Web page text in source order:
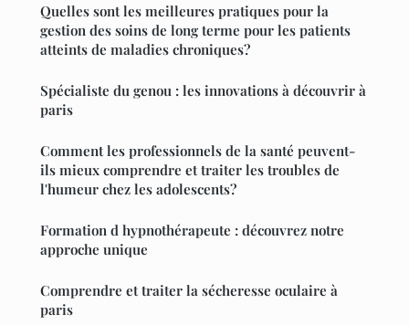
Quelles sont les meilleures pratiques pour la
gestion des soins de long terme pour les patients
atteints de maladies chroniques?
Spécialiste du genou : les innovations à découvrir à
paris
Comment les professionnels de la santé peuvent-
ils mieux comprendre et traiter les troubles de
l'humeur chez les adolescents?
Formation d hypnothérapeute : découvrez notre
approche unique
Comprendre et traiter la sécheresse oculaire à
paris